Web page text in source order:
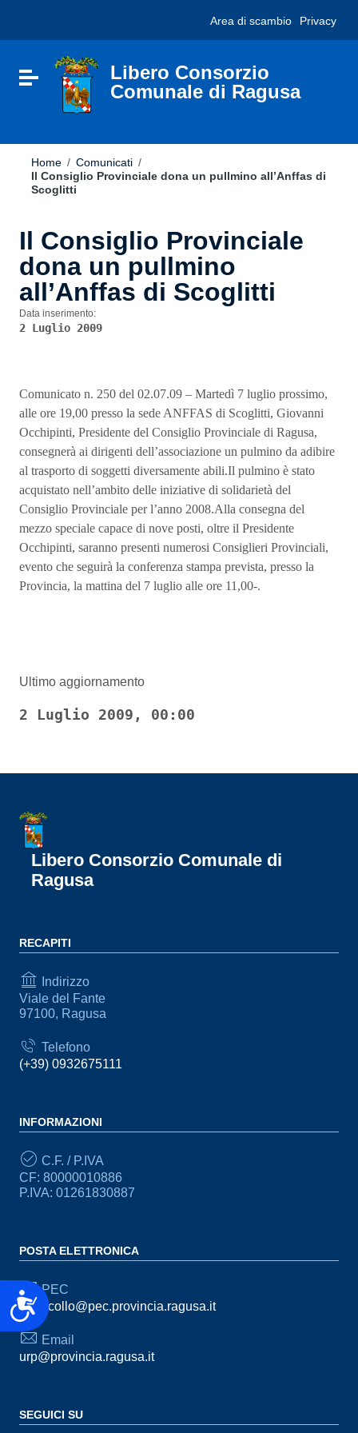
sito
include
Accessibilità
Vai al footer
Area di scambio Privacy
Attiva / disattiva la navigazione
Libero Consorzio
Comunale di Ragusa
Home / Comunicati /
Il Consiglio Provinciale dona un pullmino all’Anffas di
Scoglitti
Il Consiglio Provinciale
dona un pullmino
all’Anffas di Scoglitti
Data inserimento:
2 Luglio 2009
Comunicato n. 250 del 02.07.09 – Martedì 7 luglio prossimo,
alle ore 19,00 presso la sede ANFFAS di Scoglitti, Giovanni
Occhipinti, Presidente del Consiglio Provinciale di Ragusa,
consegnerà ai dirigenti dell’associazione un pulmino da adibire
al trasporto di soggetti diversamente abili.Il pulmino è stato
acquistato nell’ambito delle iniziative di solidarietà del
Consiglio Provinciale per l’anno 2008.Alla consegna del
mezzo speciale capace di nove posti, oltre il Presidente
Occhipinti, saranno presenti numerosi Consiglieri Provinciali,
evento che seguirà la conferenza stampa prevista, presso la
Provincia, la mattina del 7 luglio alle ore 11,00-.
Ultimo aggiornamento
2 Luglio 2009, 00:00
Libero Consorzio Comunale di
Ragusa
RECAPITI
Indirizzo
Viale del Fante
97100, Ragusa
Telefono
(+39) 0932675111
INFORMAZIONI
C.F. / P.IVA
CF: 80000010886
P.IVA: 01261830887
POSTA ELETTRONICA
PEC
protocollo@pec.provincia.ragusa.it
Email
urp@provincia.ragusa.it
SEGUICI SU